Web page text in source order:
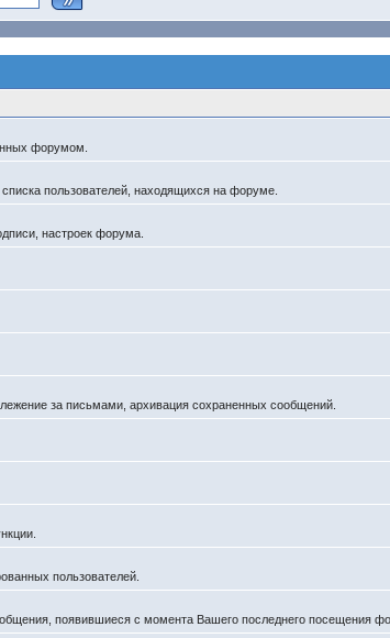
форумом.
пользователей, находящихся на форуме.
настроек форума.
за письмами, архивация сохраненных сообщений.
пользователей.
появившиеся с момента Вашего последнего посещения